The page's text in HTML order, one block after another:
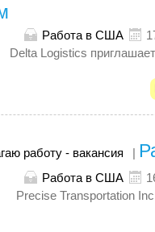
Работа в США
Delta Logistics
работу - вакансия |
Работа в США
Precise Transportation